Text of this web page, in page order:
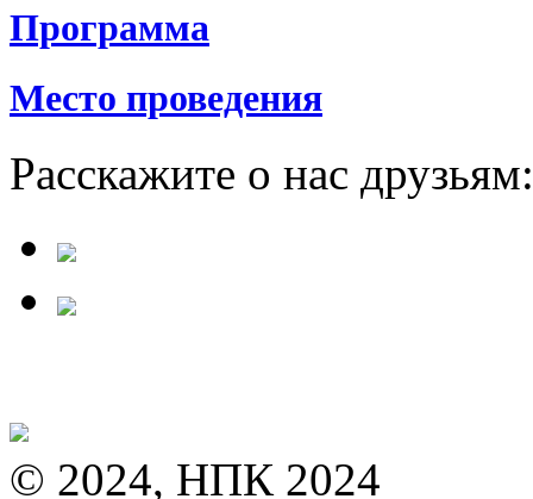
Программа
Место проведения
Расскажите о нас друзьям:
© 2024, НПК 2024